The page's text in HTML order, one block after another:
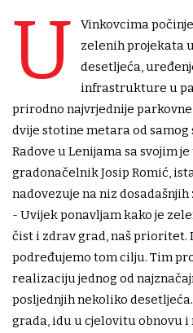
U
Vinkovcima
zelenih projekata
desetljeća,
infrastrukture u
prirodno najvrjednije
dvije stotine metara od samog
Radove u Lenijama sa svojim
gradonačelnik Josip Romić,
nadovezuje na niz
- Uvijek ponavljam kako je
čist i zdrav grad, naš prioritet.
podređujemo tom cilju. Tim
realizaciju jednog od
posljednjih nekoliko
grada, idu u cjelovitu obnovu